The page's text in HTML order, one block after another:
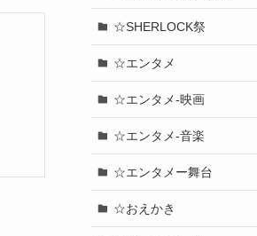
☆SHERLOCK祭
☆エンタメ
☆エンタメ-映画
☆エンタメ-音楽
☆エンタメー舞台
☆おえかき